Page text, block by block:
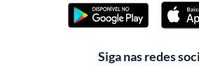
Siga nas redes